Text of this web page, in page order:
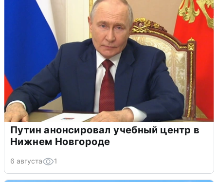
Путин анонсировал учебный центр в
Нижнем Новгороде
6 августа 1